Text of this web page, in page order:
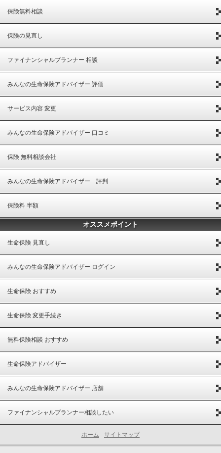
保険無料相談
保険の見直し
ファイナンシャルプランナー 相談
みんなの生命保険アドバイザー 評価
サービス内容 変更
みんなの生命保険アドバイザー 口コミ
保険 無料相談会社
みんなの生命保険アドバイザー 評判
保険料 半額
オススメポイント
生命保険 見直し
みんなの生命保険アドバイザー ログイン
生命保険 おすすめ
生命保険 変更手続き
無料保険相談 おすすめ
生命保険アドバイザー
みんなの生命保険アドバイザー 店舗
ファイナンシャルプランナー相談したい
ホーム サイトマップ